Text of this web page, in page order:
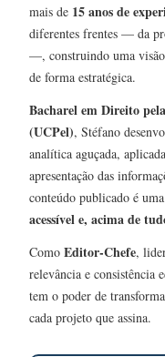
mais de 15 anos de
diferentes frentes — da
—, construindo uma
de forma estratégica.
Bacharel em Direito
(UCPel), Stéfano
analítica aguçada,
apresentação das
conteúdo publicado é
acessível e, acima de
Como Editor-Chefe,
relevância e consistência
tem o poder de
cada projeto que assina.